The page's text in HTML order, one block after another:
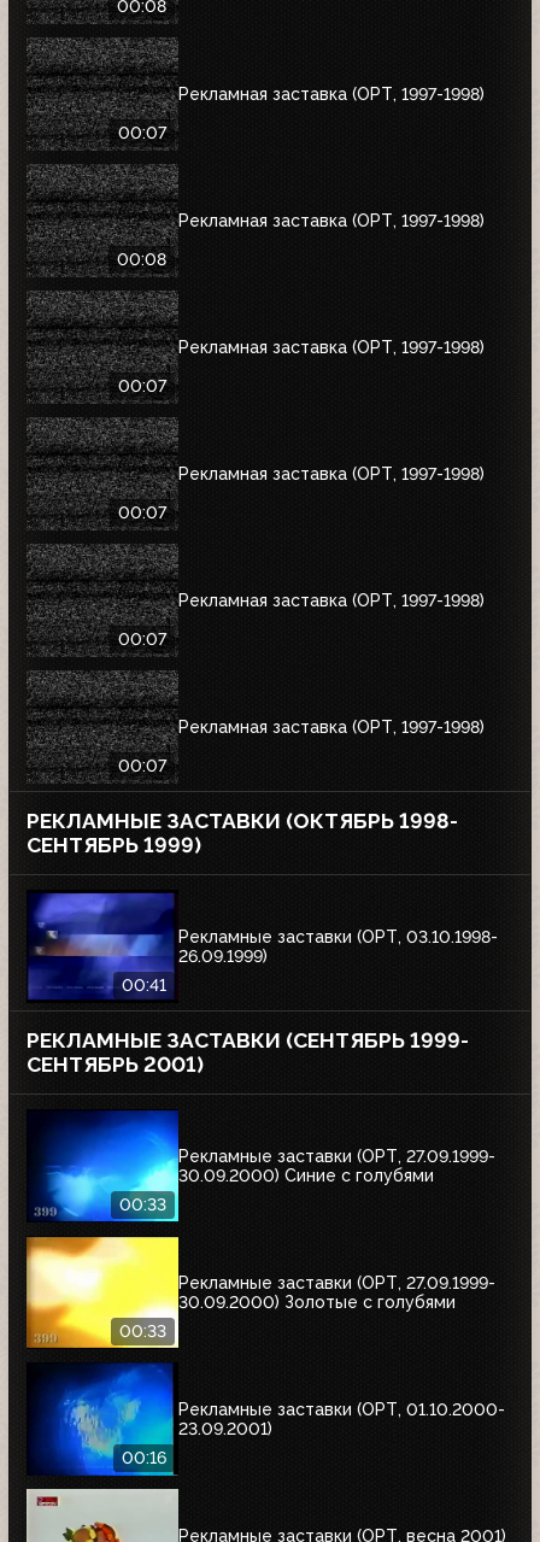
00:08
00:07
Рекламная заставка (ОРТ, 1997-1998)
00:08
Рекламная заставка (ОРТ, 1997-1998)
00:07
Рекламная заставка (ОРТ, 1997-1998)
00:07
Рекламная заставка (ОРТ, 1997-1998)
00:07
Рекламная заставка (ОРТ, 1997-1998)
00:07
Рекламная заставка (ОРТ, 1997-1998)
РЕКЛАМНЫЕ ЗАСТАВКИ (ОКТЯБРЬ 1998-
СЕНТЯБРЬ 1999)
00:41
Рекламные заставки (ОРТ, 03.10.1998-
26.09.1999)
РЕКЛАМНЫЕ ЗАСТАВКИ (СЕНТЯБРЬ 1999-
СЕНТЯБРЬ 2001)
00:33
Рекламные заставки (ОРТ, 27.09.1999-
30.09.2000) Синие с голубями
00:33
Рекламные заставки (ОРТ, 27.09.1999-
30.09.2000) Золотые с голубями
00:16
Рекламные заставки (ОРТ, 01.10.2000-
23.09.2001)
Рекламные заставки (ОРТ, весна 2001)